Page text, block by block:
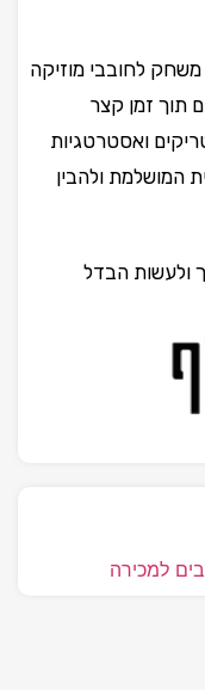
משחק לחובבי מוזיקה
תוך זמן קצר
ואסטרטגיות
המושלמת ולהבין
ולעשות הבדל
למכירה